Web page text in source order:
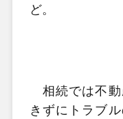
ど。
相続では不動
きずにトラブ